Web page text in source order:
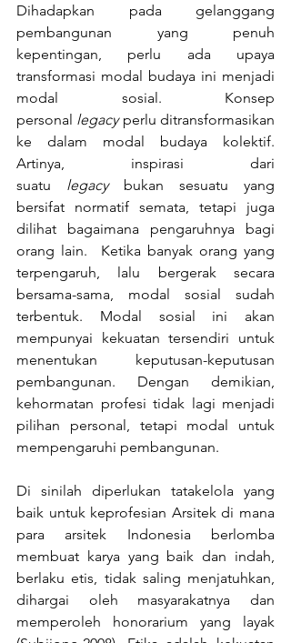
Dihadapkan pada gelanggang
pembangunan yang penuh
kepentingan, perlu ada upaya
transformasi modal budaya ini menjadi
modal sosial. Konsep
personal legacy perlu ditransformasikan
ke dalam modal budaya kolektif.
Artinya, inspirasi dari
suatu legacy bukan sesuatu yang
bersifat normatif semata, tetapi juga
dilihat bagaimana pengaruhnya bagi
orang lain.  Ketika banyak orang yang
terpengaruh, lalu bergerak secara
bersama-sama, modal sosial sudah
terbentuk. Modal sosial ini akan
mempunyai kekuatan tersendiri untuk
menentukan keputusan-keputusan
pembangunan. Dengan demikian,
kehormatan profesi tidak lagi menjadi
pilihan personal, tetapi modal untuk
mempengaruhi pembangunan.
Di sinilah diperlukan tatakelola yang
baik untuk keprofesian Arsitek di mana
para arsitek Indonesia berlomba
membuat karya yang baik dan indah,
berlaku etis, tidak saling menjatuhkan,
dihargai oleh masyarakatnya dan
memperoleh honorarium yang layak